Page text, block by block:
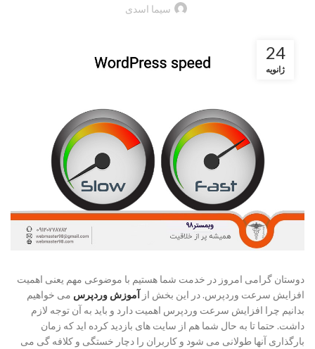
سیما اسدی
24
ژانویه
دوستان گرامی امروز در خدمت شما هستیم با موضوعی مهم یعنی اهمیت
افزایش سرعت وردپرس. در این بخش از آموزش وردپرس می خواهیم
بدانیم چرا افزایش سرعت وردپرس اهمیت دارد و باید به آن توجه لازم
داشت. حتما تا به حال شما هم از سایت های بازدید کرده اید که زمان
بارگذاری آنها طولانی می شود و کاربران را دچار خستگی و کلافه گی می